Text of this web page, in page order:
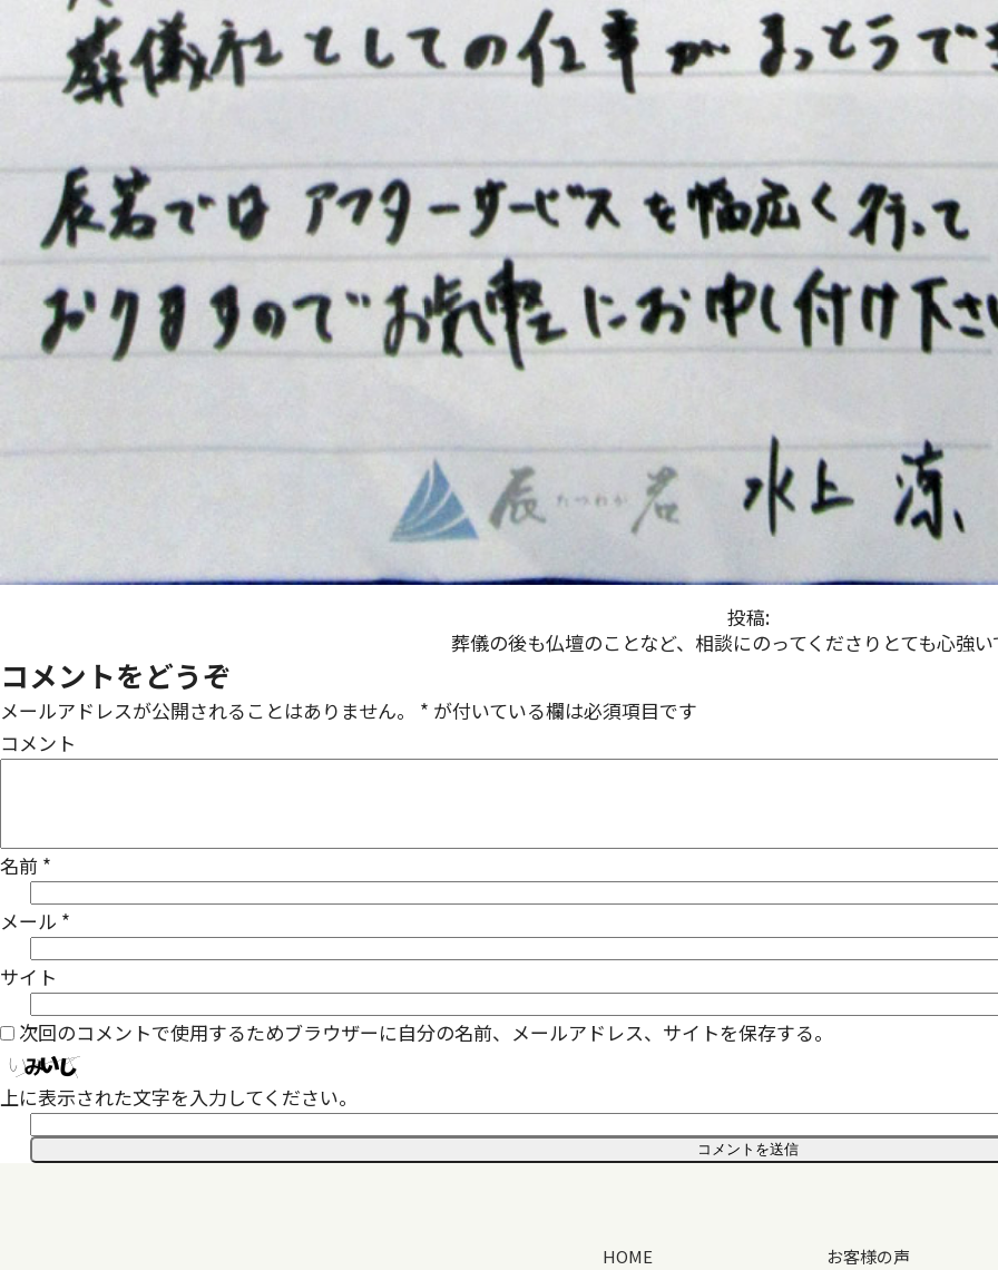
投稿:
葬儀の後も仏壇のことなど、相談にのってくださりとても心強い
コメントをどうぞ
メールアドレスが公開されることはありません。 * が付いている欄は必須項目です
コメント
名前 *
メール *
サイト
次回のコメントで使用するためブラウザーに自分の名前、メールアドレス、サイトを保存する。
上に表示された文字を入力してください。
HOME
お客様の声